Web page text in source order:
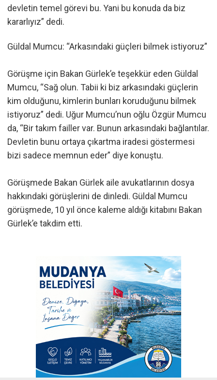
devletin temel görevi bu. Yani bu konuda da biz
kararlıyız” dedi.
Güldal Mumcu: “Arkasındaki güçleri bilmek istiyoruz”
Görüşme için Bakan Gürlek’e teşekkür eden Güldal
Mumcu, “Sağ olun. Tabii ki biz arkasındaki güçlerin
kim olduğunu, kimlerin bunları koruduğunu bilmek
istiyoruz” dedi. Uğur Mumcu’nun oğlu Özgür Mumcu
da, “Bir takım failler var. Bunun arkasındaki bağlantılar.
Devletin bunu ortaya çıkartma iradesi göstermesi
bizi sadece memnun eder” diye konuştu.
Görüşmede Bakan Gürlek aile avukatlarının dosya
hakkındaki görüşlerini de dinledi. Güldal Mumcu
görüşmede, 10 yıl önce kaleme aldığı kitabını Bakan
Gürlek’e takdim etti.